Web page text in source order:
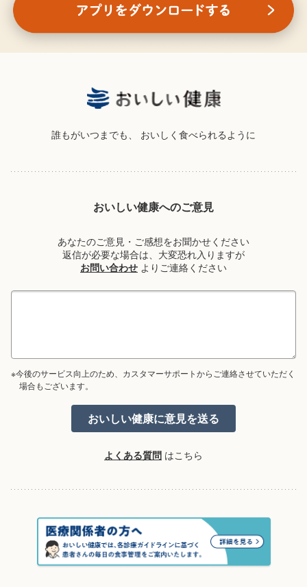
誰もがいつまでも、 おいしく食べられるように
おいしい健康へのご意見
あなたのご意見・ご感想をお聞かせください
返信が必要な場合は、大変恐れ入りますが
お問い合わせ よりご連絡ください
※今後のサービス向上のため、カスタマーサポートからご連絡させていただく
場合もございます。
よくある質問 はこちら